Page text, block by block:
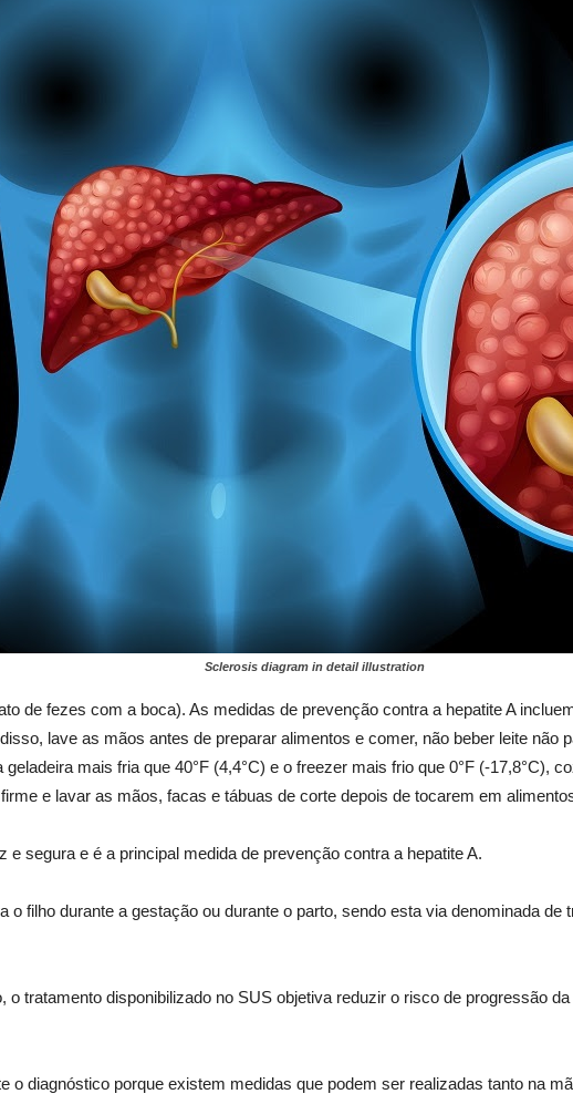
Sclerosis diagram in detail illustration
de fezes com a boca). As medidas de prevenção contra a hepatite A
lave as mãos antes de preparar alimentos e comer, não beber leite
mais fria que 40°F (4,4°C) e o freezer mais frio que 0°F (-17,8°C),
e lavar as mãos, facas e tábuas de corte depois de tocarem em
e segura e é a principal medida de prevenção contra a hepatite A.
o filho durante a gestação ou durante o parto, sendo esta via denominada
o tratamento disponibilizado no SUS objetiva reduzir o risco de progressão
o diagnóstico porque existem medidas que podem ser realizadas tanto na